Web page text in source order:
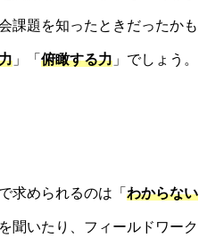
課題を知ったときだったかも
」「 俯瞰する力 」でしょう。
求められるのは「 わからない
聞いたり、フィールドワーク